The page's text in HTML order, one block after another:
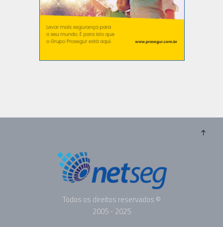
Todos os direitos reservados ©
2005 - 2025